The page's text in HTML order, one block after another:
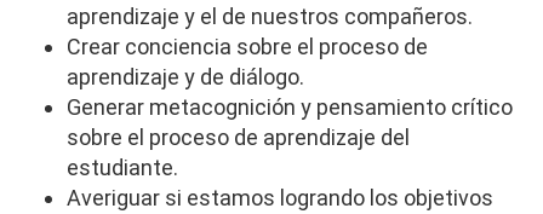
aprendizaje y el de nuestros compañeros.
Crear conciencia sobre el proceso de
aprendizaje y de diálogo.
Generar metacognición y pensamiento crítico
sobre el proceso de aprendizaje del
estudiante.
Averiguar si estamos logrando los objetivos